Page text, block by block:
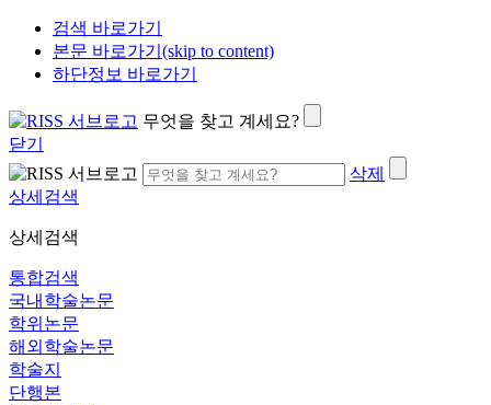
검색 바로가기
본문 바로가기(skip to content)
하단정보 바로가기
무엇을 찾고 계세요?
닫기
삭제
상세검색
상세검색
통합검색
국내학술논문
학위논문
해외학술논문
학술지
단행본